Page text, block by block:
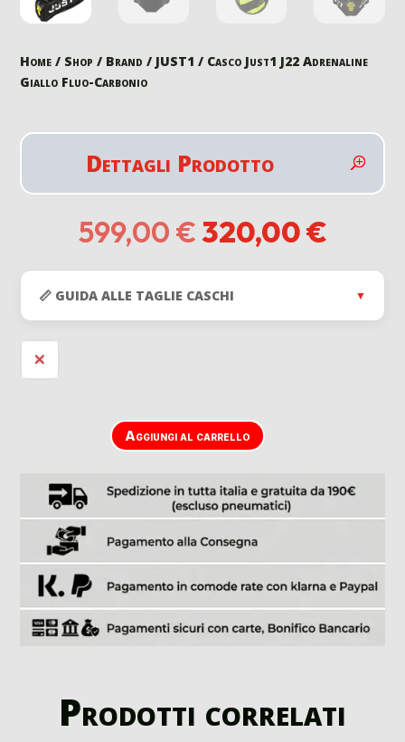
Home / Shop / Brand / JUST1 / Casco Just1 J22 Adrenaline
Giallo Fluo-Carbonio
Dettagli Prodotto
599,00 €Il
prezzo
originale
era:
599,00 €.
320,00€Il
📏 GUIDA ALLE TAGLIE CASCHI ▼
M
Aggiungi al carrello
Prodotti correlati